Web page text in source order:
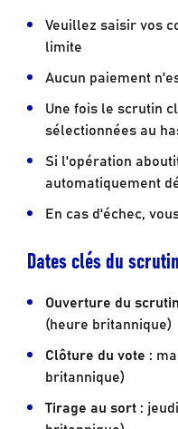
Veuillez saisir vos
limite
Aucun paiement
Une fois le scrutin
sélectionnées au
Si l'opération
automatiquement
En cas d'échec,
Dates clés du
Ouverture du
(heure britannique)
Clôture du vote :
britannique)
Tirage au sort :